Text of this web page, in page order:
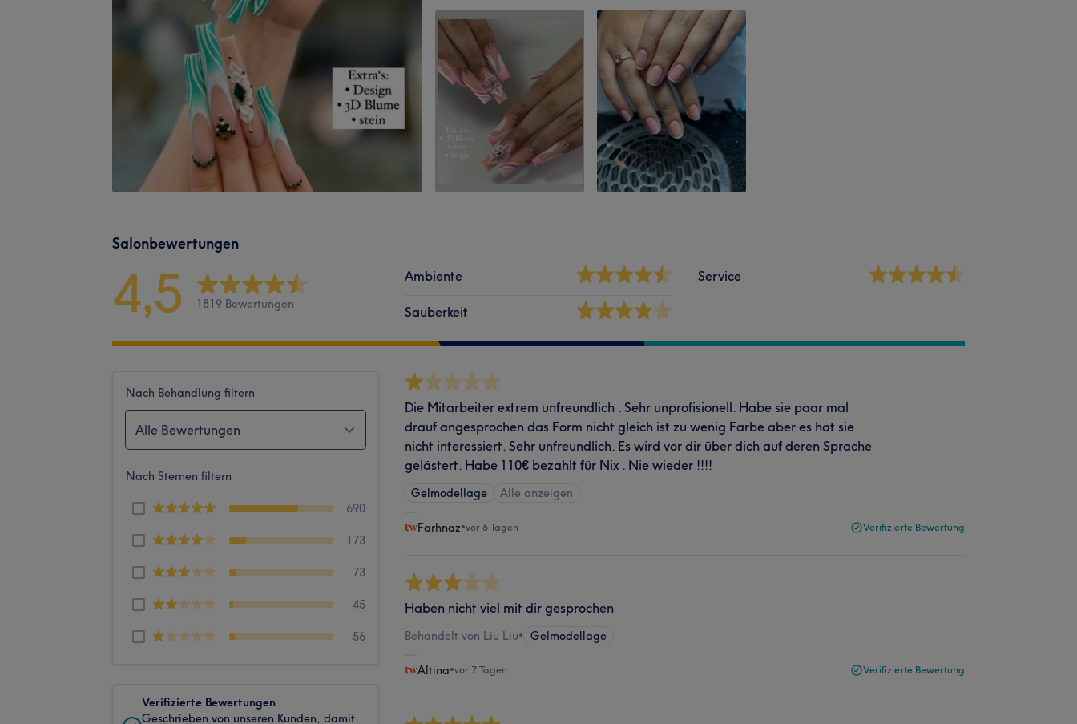
Salonbewertungen
4,5 1819 Bewertungen
Ambiente
Sauberkeit
Service
Nach Behandlung filtern
Alle Bewertungen
Nach Sternen filtern
690
173
73
45
56
Verifizierte Bewertungen
Geschrieben von unseren Kunden, damit
Die Mitarbeiter extrem unfreundlich . Sehr unprofisionell. Habe sie paar mal
drauf angesprochen das Form nicht gleich ist zu wenig Farbe aber es hat sie
nicht interessiert. Sehr unfreundlich. Es wird vor dir über dich auf deren Sprache
gelästert. Habe 110€ bezahlt für Nix . Nie wieder !!!!
Gelmodellage Alle anzeigen
Farhnaz•vor 6 Tagen Verifizierte Bewertung
Haben nicht viel mit dir gesprochen
Behandelt von Liu Liu• Gelmodellage
Altina•vor 7 Tagen Verifizierte Bewertung